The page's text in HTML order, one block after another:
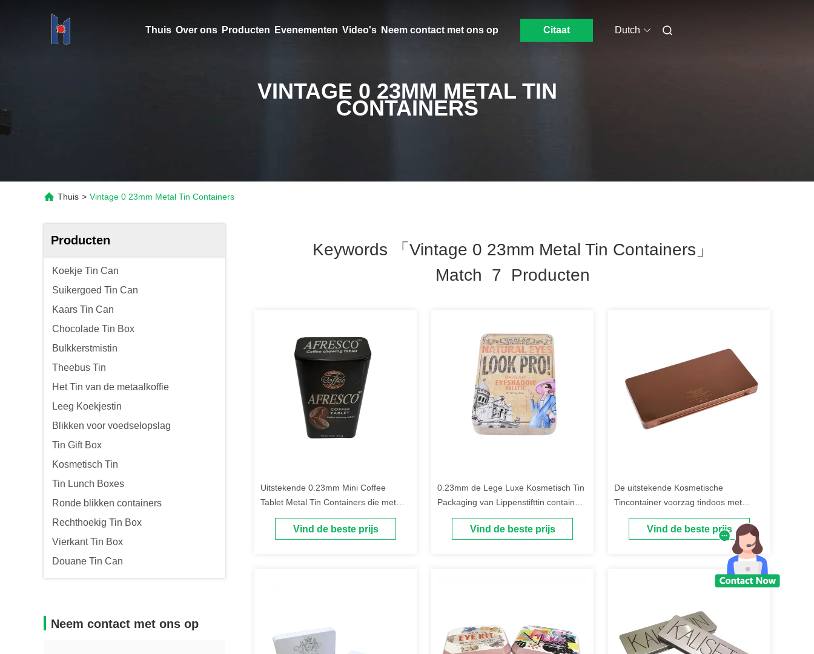
Thuis Over ons Producten Evenementen Video's Neem contact met ons op Citaat Dutch
VINTAGE 0 23MM METAL TIN
CONTAINERS
Thuis > Vintage 0 23mm Metal Tin Containers
Producten
Koekje Tin Can
Suikergoed Tin Can
Kaars Tin Can
Chocolade Tin Box
Bulkkerstmistin
Theebus Tin
Het Tin van de metaalkoffie
Leeg Koekjestin
Blikken voor voedselopslag
Tin Gift Box
Kosmetisch Tin
Tin Lunch Boxes
Ronde blikken containers
Rechthoekig Tin Box
Vierkant Tin Box
Douane Tin Can
Neem contact met ons op
Keywords 「vintage 0 23mm Metal Tin Containers」
Match 7 Producten
Uitstekende 0.23mm Mini Coffee
Tablet Metal Tin Containers die met
Deksel verpakken
Vind de beste prijs
0.23mm de Lege Luxe Kosmetisch Tin
Packaging van Lippenstifttin container
with magnetic closing
Vind de beste prijs
De uitstekende Kosmetische
Tincontainer voorzag tindoos met
Plastic Palet en 20 Pannen van een
scharnierVind de beste prijs